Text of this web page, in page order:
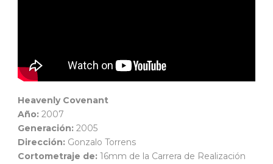
Heavenly Covenant
Año: 2007
Generación: 2005
Dirección: Gonzalo Torrens
Cortometraje de: 16mm de la Carrera de Realización